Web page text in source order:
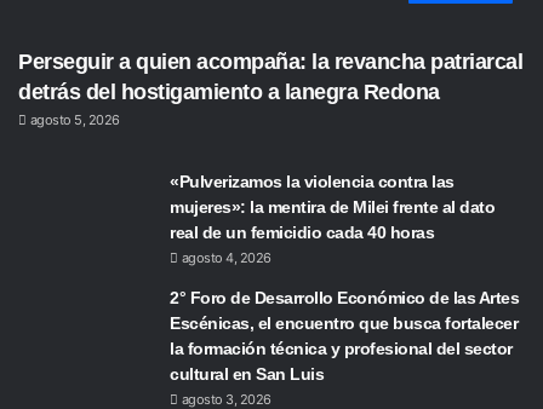
Perseguir a quien acompaña: la revancha patriarcal
detrás del hostigamiento a lanegra Redona
agosto 5, 2026
«Pulverizamos la violencia contra las
mujeres»: la mentira de Milei frente al dato
real de un femicidio cada 40 horas
agosto 4, 2026
2° Foro de Desarrollo Económico de las Artes
Escénicas, el encuentro que busca fortalecer
la formación técnica y profesional del sector
cultural en San Luis
agosto 3, 2026